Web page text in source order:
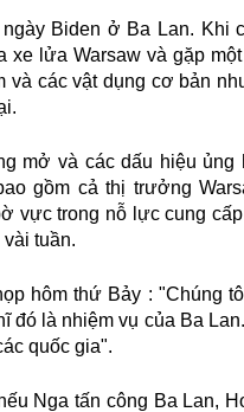
Biden ở Ba Lan. Khi
xe lửa Warsaw và gặp
và các vật dụng cơ bản
mở và các dấu hiệu ủng
gồm cả thị trưởng
vực trong nỗ lực cung
tuần.
hôm thứ Bảy : "Chúng
đó là nhiệm vụ của Ba
quốc gia".
Nga tấn công Ba Lan,